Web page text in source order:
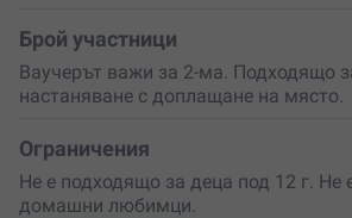
Брой участници
Ваучерът важи за 2-ма. Подходящо
настаняване с доплащане на място.
Ограничения
Не е подходящо за деца под 12 г. Не
домашни любимци.